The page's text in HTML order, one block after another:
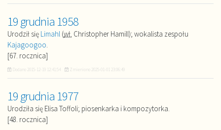
19 grudnia 1958
Urodził się Limahl (wł. Christopher Hamill); wokalista zespołu
Kajagoogoo.
[67. rocznica]
Dodano 2015-12-19 12:41:54 Zmieniono 2025-01-01 23:06:49
19 grudnia 1977
Urodziła się Elisa Toffoli; piosenkarka i kompozytorka.
[48. rocznica]